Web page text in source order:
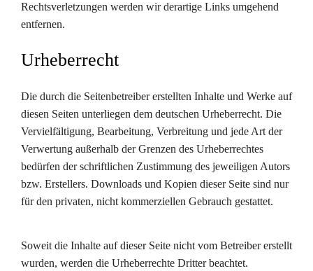
Rechtsverletzungen werden wir derartige Links umgehend
entfernen.
Urheberrecht
Die durch die Seitenbetreiber erstellten Inhalte und Werke auf
diesen Seiten unterliegen dem deutschen Urheberrecht. Die
Vervielfältigung, Bearbeitung, Verbreitung und jede Art der
Verwertung außerhalb der Grenzen des Urheberrechtes
bedürfen der schriftlichen Zustimmung des jeweiligen Autors
bzw. Erstellers. Downloads und Kopien dieser Seite sind nur
für den privaten, nicht kommerziellen Gebrauch gestattet.
Soweit die Inhalte auf dieser Seite nicht vom Betreiber erstellt
wurden, werden die Urheberrechte Dritter beachtet.